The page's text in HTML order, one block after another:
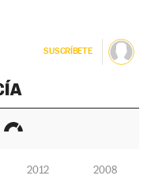
SUSCRÍBETE
2012 2008